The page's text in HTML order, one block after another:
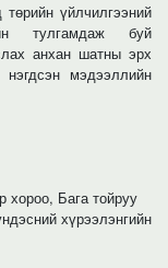
үйлчилгээний
тулгамдаж буй
анхан шатны эрх
мэдээллийн
хороо, Бага тойруу
хүрээлэнгийн